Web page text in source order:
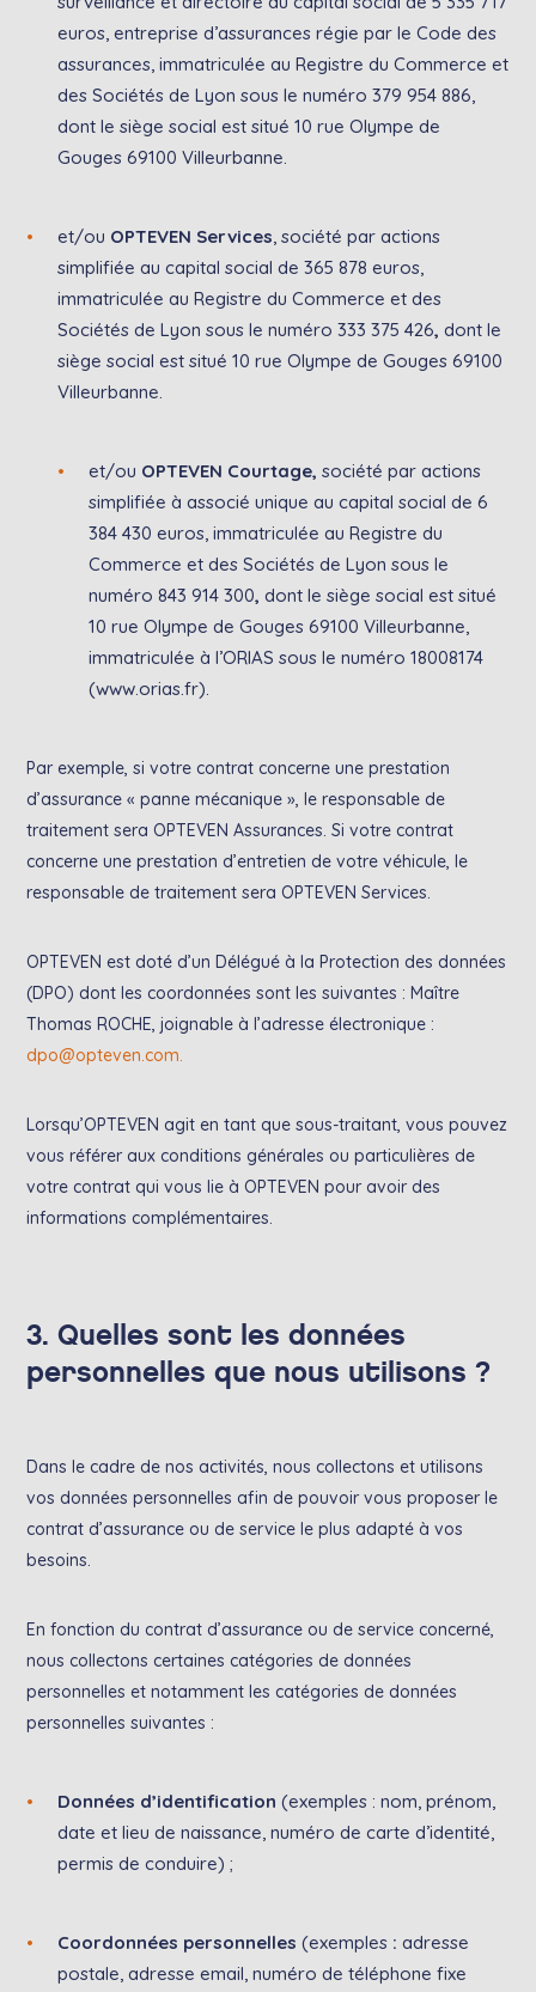
euros, entreprise d’assurances régie par le Code des
assurances, immatriculée au Registre du Commerce et
des Sociétés de Lyon sous le numéro 379 954 886,
dont le siège social est situé 10 rue Olympe de
Gouges 69100 Villeurbanne.
et/ou OPTEVEN Services, société par actions
simplifiée au capital social de 365 878 euros,
immatriculée au Registre du Commerce et des
Sociétés de Lyon sous le numéro 333 375 426,dont le
siège social est situé 10 rue Olympe de Gouges 69100
Villeurbanne.
et/ou OPTEVEN Courtage,société par actions
simplifiée à associé unique au capital social de 6
384 430 euros, immatriculée au Registre du
Commerce et des Sociétés de Lyon sous le
numéro 843 914 300,dont le siège social est situé
10 rue Olympe de Gouges 69100 Villeurbanne,
immatriculée à l’ORIAS sous le numéro 18008174
(www.orias.fr).
Par exemple, si votre contrat concerne une prestation
d’assurance « panne mécanique », le responsable de
traitement sera OPTEVEN Assurances. Si votre contrat
concerne une prestation d’entretien de votre véhicule, le
responsable de traitement sera OPTEVEN Services.
OPTEVEN est doté d’un Délégué à la Protection des données
(DPO) dont les coordonnées sont les suivantes : Maître
Thomas ROCHE, joignable à l’adresse électronique :
dpo@opteven.com.
Lorsqu’OPTEVEN agit en tant que sous-traitant, vous pouvez
vous référer aux conditions générales ou particulières de
votre contrat qui vous lie à OPTEVEN pour avoir des
informations complémentaires.
3. Quelles sont les données
personnelles que nous utilisons ?
Dans le cadre de nos activités, nous collectons et utilisons
vos données personnelles afin de pouvoir vous proposer le
contrat d’assurance ou de service le plus adapté à vos
besoins.
En fonction du contrat d’assurance ou de service concerné,
nous collectons certaines catégories de données
personnelles et notamment les catégories de données
personnelles suivantes :
Données d’identification(exemples : nom, prénom,
date et lieu de naissance, numéro de carte d’identité,
permis de conduire) ;
Coordonnées personnelles(exemples :adresse
postale, adresse email, numéro de téléphone fixe